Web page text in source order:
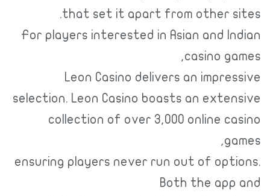
that set it apart from other
For players interested in Asian and
casino
Leon Casino delivers an
selection. Leon Casino boasts an
collection of over 3,000 online
ensuring players never run out of
Both the